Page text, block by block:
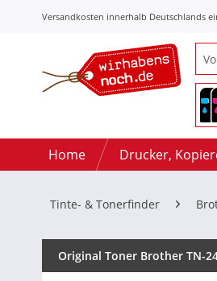
Versandkosten innerhalb Deutschlands
Home Drucker,
Tinte- & Tonerfinder
Original Toner Brother TN-